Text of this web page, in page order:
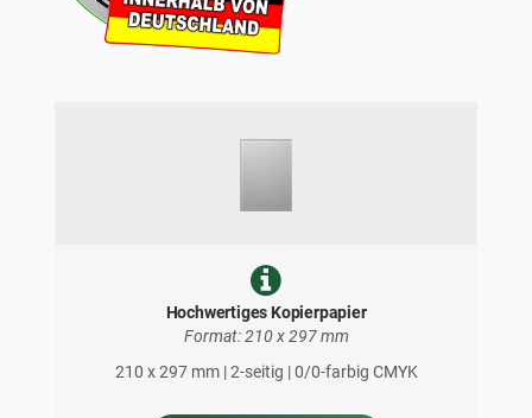
Hochwertiges Kopierpapier
Format: 210 x 297 mm
210 x 297 mm | 2-seitig | 0/0-farbig CMYK